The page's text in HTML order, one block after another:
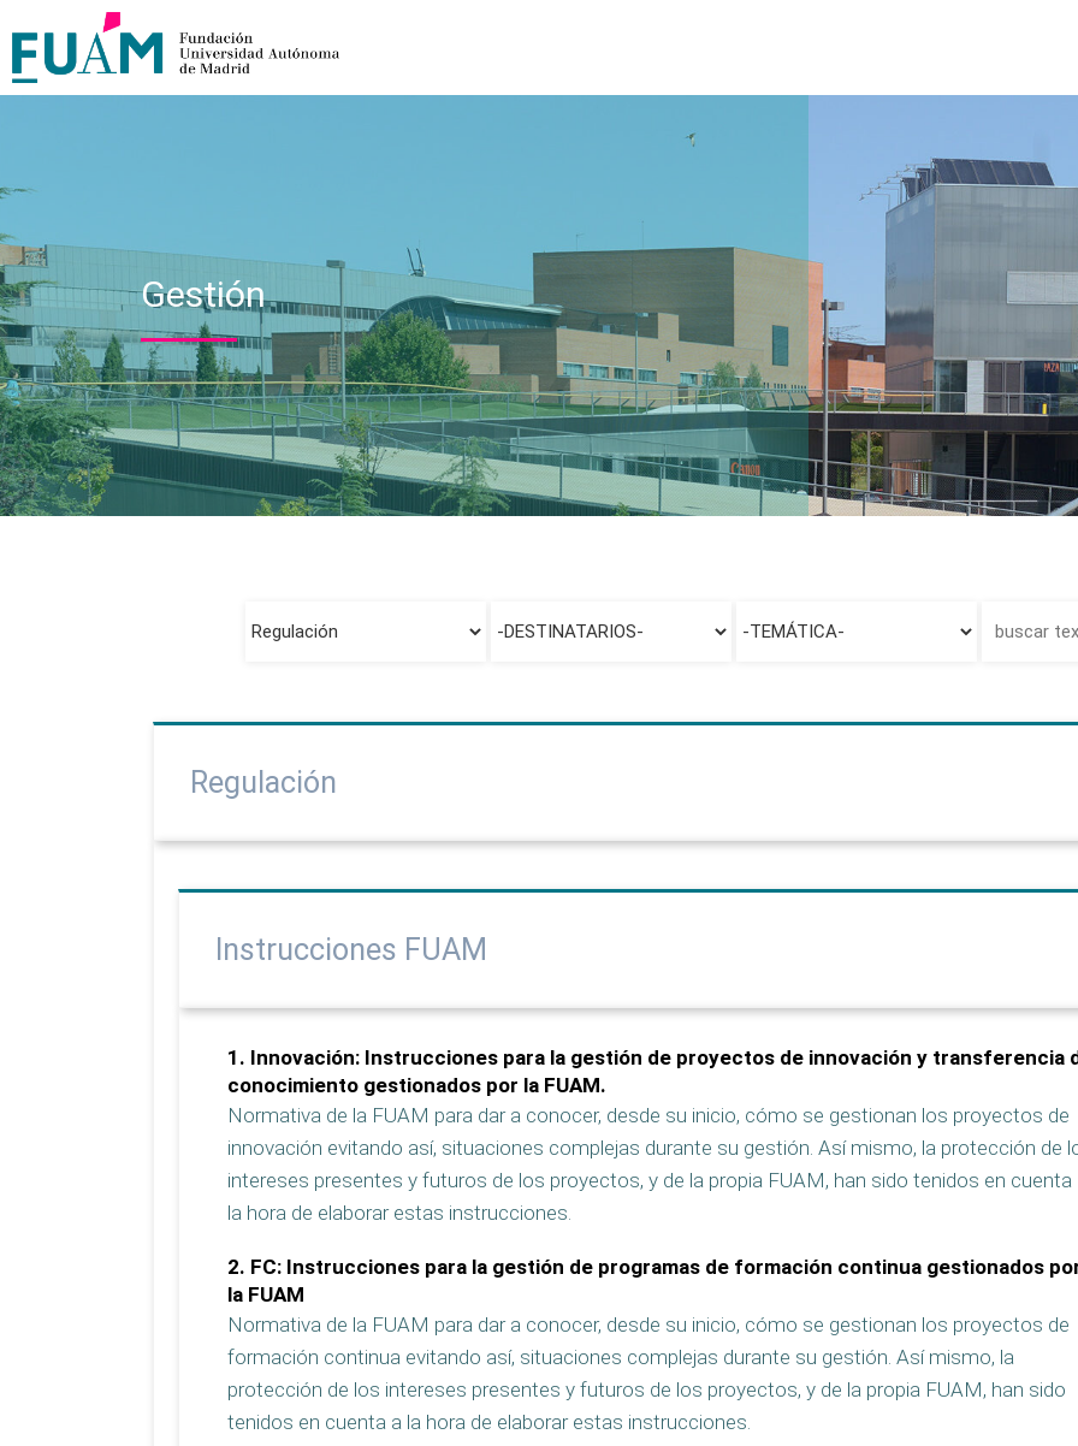
Gestión
Regulación
Instrucciones FUAM
1. Innovación: Instrucciones para la gestión de proyectos de innovación y transferencia
conocimiento gestionados por la FUAM.
Normativa de la FUAM para dar a conocer, desde su inicio, cómo se gestionan los proyectos de
innovación evitando así, situaciones complejas durante su gestión. Así mismo, la protección de
intereses presentes y futuros de los proyectos, y de la propia FUAM, han sido tenidos en cuenta
la hora de elaborar estas instrucciones.
2. FC: Instrucciones para la gestión de programas de formación continua gestionados
la FUAM
Normativa de la FUAM para dar a conocer, desde su inicio, cómo se gestionan los proyectos de
formación continua evitando así, situaciones complejas durante su gestión. Así mismo, la
protección de los intereses presentes y futuros de los proyectos, y de la propia FUAM, han sido
tenidos en cuenta a la hora de elaborar estas instrucciones.